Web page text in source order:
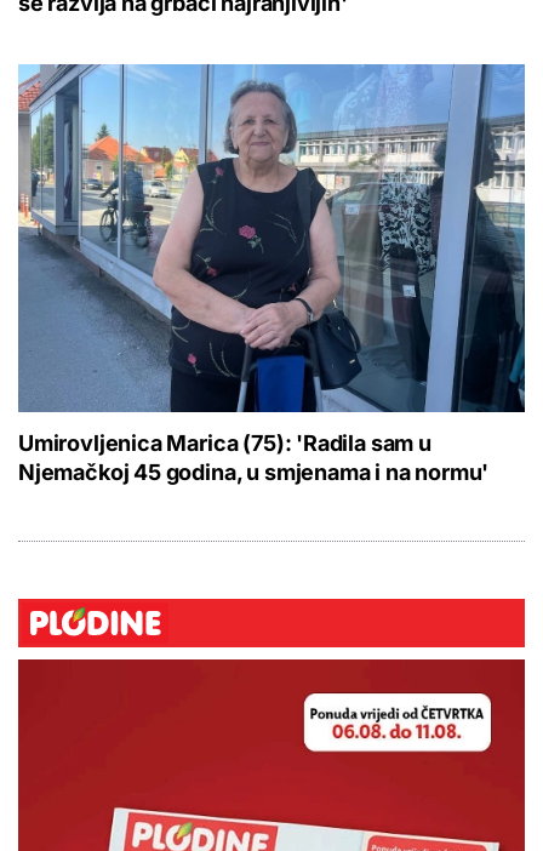
Umirovljenica Marica (75): 'Radila sam u
Njemačkoj 45 godina, u smjenama i na normu'